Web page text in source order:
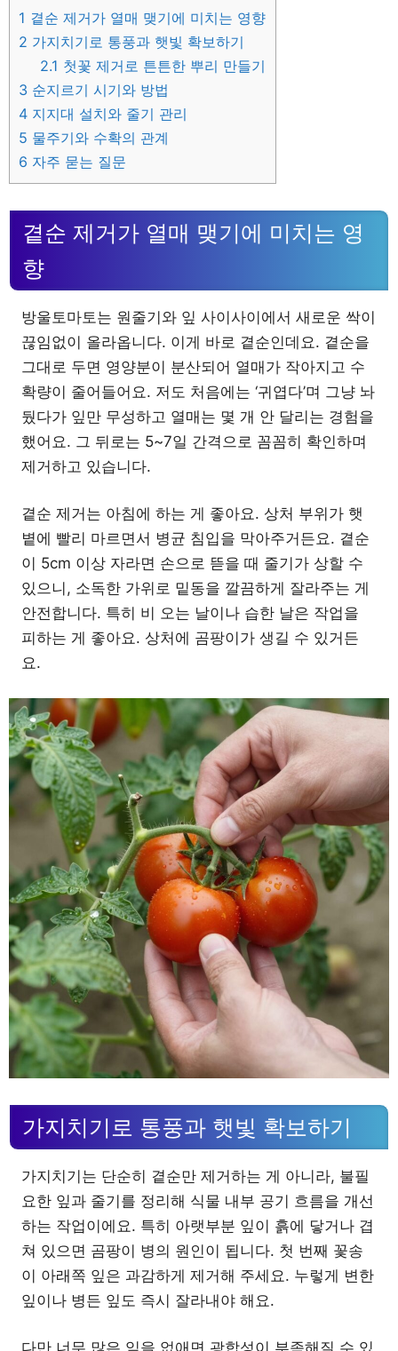
1 곁순 제거가 열매 맺기에 미치는 영향
2 가지치기로 통풍과 햇빛 확보하기
2.1 첫꽃 제거로 튼튼한 뿌리 만들기
3 순지르기 시기와 방법
4 지지대 설치와 줄기 관리
5 물주기와 수확의 관계
6 자주 묻는 질문
곁순 제거가 열매 맺기에 미치는 영
향
방울토마토는 원줄기와 잎 사이사이에서 새로운 싹이
끊임없이 올라옵니다. 이게 바로 곁순인데요. 곁순을
그대로 두면 영양분이 분산되어 열매가 작아지고 수
확량이 줄어들어요. 저도 처음에는 ‘귀엽다’며 그냥 놔
뒀다가 잎만 무성하고 열매는 몇 개 안 달리는 경험을
했어요. 그 뒤로는 5~7일 간격으로 꼼꼼히 확인하며
제거하고 있습니다.
곁순 제거는 아침에 하는 게 좋아요. 상처 부위가 햇
볕에 빨리 마르면서 병균 침입을 막아주거든요. 곁순
이 5cm 이상 자라면 손으로 뜯을 때 줄기가 상할 수
있으니, 소독한 가위로 밑동을 깔끔하게 잘라주는 게
안전합니다. 특히 비 오는 날이나 습한 날은 작업을
피하는 게 좋아요. 상처에 곰팡이가 생길 수 있거든
요.
가지치기로 통풍과 햇빛 확보하기
가지치기는 단순히 곁순만 제거하는 게 아니라, 불필
요한 잎과 줄기를 정리해 식물 내부 공기 흐름을 개선
하는 작업이에요. 특히 아랫부분 잎이 흙에 닿거나 겹
쳐 있으면 곰팡이 병의 원인이 됩니다. 첫 번째 꽃송
이 아래쪽 잎은 과감하게 제거해 주세요. 누렇게 변한
잎이나 병든 잎도 즉시 잘라내야 해요.
다만 너무 많은 잎을 없애면 광합성이 부족해질 수 있